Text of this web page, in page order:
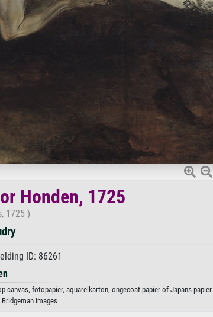
Honden, 1725
1725 )
ID: 86261
canvas, fotopapier, aquarelkarton, ongecoat papier of Japans papier.
Images